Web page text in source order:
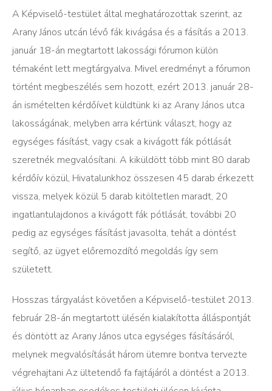
A Képviselő-testület által meghatározottak szerint, az
Arany János utcán lévő fák kivágása és a fásítás a 2013.
január 18-án megtartott lakossági fórumon külön
témaként lett megtárgyalva. Mivel eredményt a fórumon
történt megbeszélés sem hozott, ezért 2013. január 28-
án ismételten kérdőívet küldtünk ki az Arany János utca
lakosságának, melyben arra kértünk választ, hogy az
egységes fásítást, vagy csak a kivágott fák pótlását
szeretnék megvalósítani. A kiküldött több mint 80 darab
kérdőív közül, Hivatalunkhoz összesen 45 darab érkezett
vissza, melyek közül 5 darab kitöltetlen maradt, 20
ingatlantulajdonos a kivágott fák pótlását, további 20
pedig az egységes fásítást javasolta, tehát a döntést
segítő, az ügyet előremozdító megoldás így sem
született.
Hosszas tárgyalást követően a Képviselő-testület 2013.
február 28-án megtartott ülésén kialakította álláspontját
és döntött az Arany János utca egységes fásításáról,
melynek megvalósítását három ütemre bontva tervezte
végrehajtani Az ültetendő fa fajtájáról a döntést a 2013.